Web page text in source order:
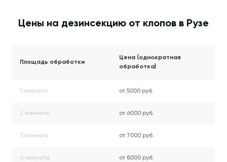
Цены на дезинсекцию от клопов в Рузе
Площадь обработки
Цена (однократная
обработка)
1 комната от 5000 руб.
2 комнаты от 6000 руб.
3 комнаты от 7000 руб.
4 комнаты от 8000 руб.